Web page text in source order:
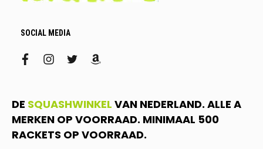
SOCIAL MEDIA
facebookinstagram
twitteramazon
DE SQUASHWINKEL VAN NEDERLAND. ALLE A
MERKEN OP VOORRAAD. MINIMAAL 500
RACKETS OP VOORRAAD.